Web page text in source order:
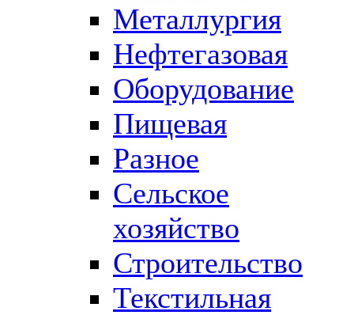
Металлургия
Нефтегазовая
Оборудование
Пищевая
Разное
Сельское
хозяйство
Строительство
Текстильная